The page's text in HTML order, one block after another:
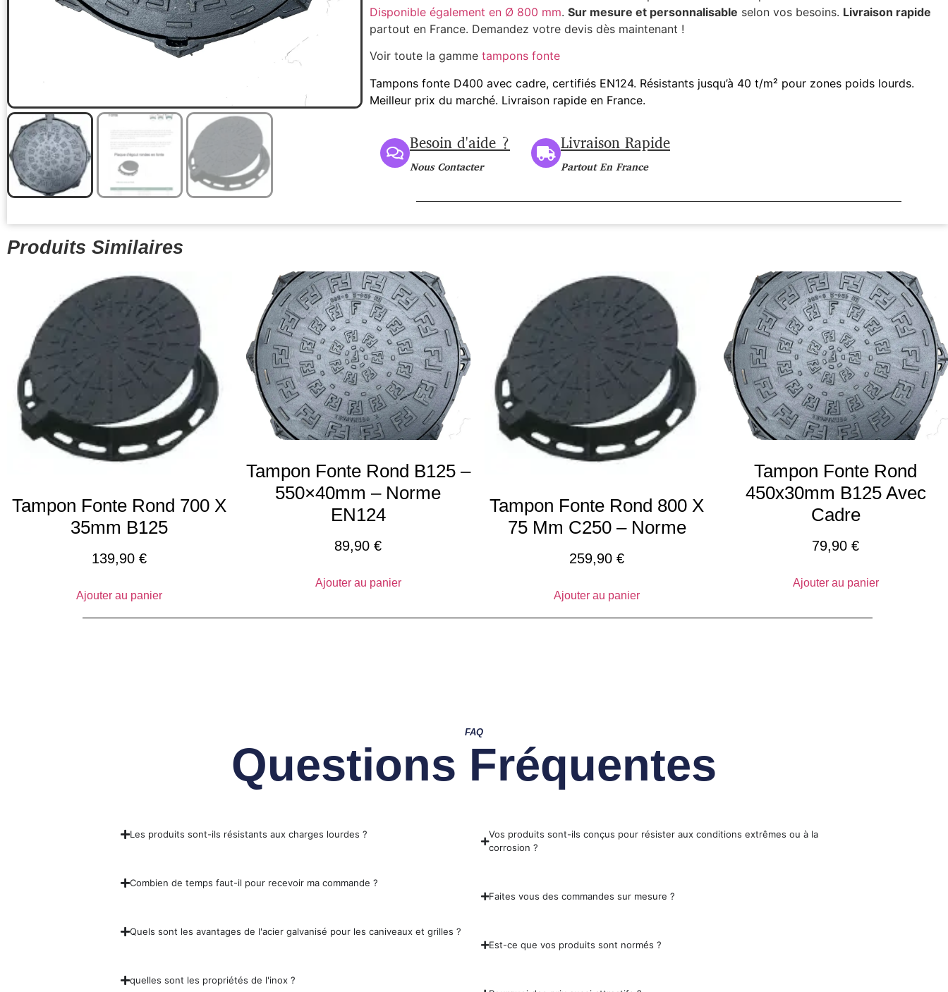
Disponible également en Ø 800 mm. Sur mesure et personnalisable selon vos besoins. Livraison rapide
partout en France. Demandez votre devis dès maintenant !
Voir toute la gamme tampons fonte
Tampons fonte D400 avec cadre, certifiés EN124. Résistants jusqu’à 40 t/m² pour zones poids lourds.
Meilleur prix du marché. Livraison rapide en France.
Besoin d'aide ?
Nous Contacter
Livraison Rapide
Partout En France
Produits Similaires
Tampon Fonte Rond 700 X
35mm B125
139,90€
Ajouter au panier
Tampon Fonte Rond B125 –
550×40mm – Norme
EN124
89,90€
Ajouter au panier
Tampon Fonte Rond 800 X
75 Mm C250 – Norme
259,90€
Ajouter au panier
Tampon Fonte Rond
450x30mm B125 Avec
Cadre
79,90€
Ajouter au panier
FAQ
Questions Fréquentes
Les produits sont-ils résistants aux charges lourdes ?
Combien de temps faut-il pour recevoir ma commande ?
Quels sont les avantages de l'acier galvanisé pour les caniveaux et grilles ?
quelles sont les propriétés de l'inox ?
Vos produits sont-ils conçus pour résister aux conditions extrêmes ou à la
corrosion ?
Faites vous des commandes sur mesure ?
Est-ce que vos produits sont normés ?